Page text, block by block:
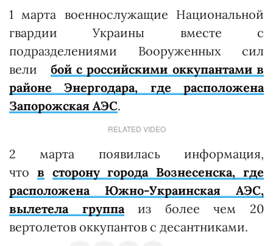
1 марта военнослужащие Национальной
гвардии Украины вместе с
подразделениями Вооруженных сил
вели бой с российскими оккупантами в
районе Энергодара, где расположена
Запорожская АЭС.
RELATED VIDEO
2 марта появилась информация,
что в сторону города Вознесенска, где
расположена Южно-Украинская АЭС,
вылетела группаиз более чем 20
вертолетов оккупантов с десантниками.